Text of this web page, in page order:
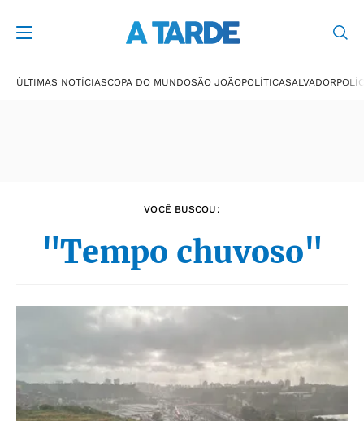
ÚLTIMAS NOTÍCIASCOPA DO MUNDOSÃO JOÃOPOLÍTICASALVADOR
VOCÊ BUSCOU:
"Tempo chuvoso"